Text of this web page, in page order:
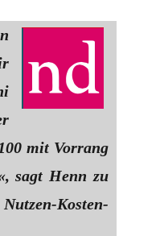
mit Vorrang
sagt Henn zu
Kosten-